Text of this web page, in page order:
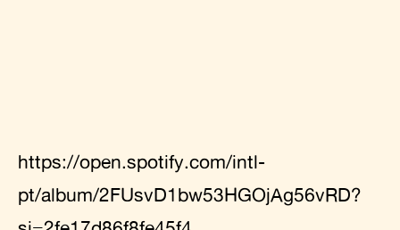
https://open.spotify.com/intl-
pt/album/2FUsvD1bw53HGOjAg56vRD?